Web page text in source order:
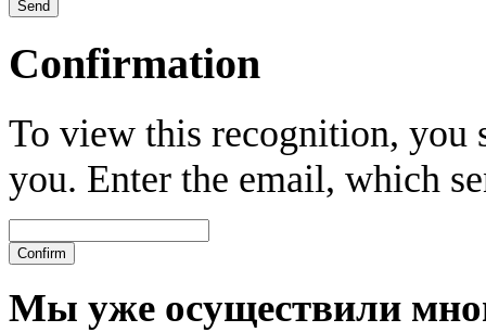
Confirmation
To view this recognition, you
you. Enter the email, which
Мы уже осуществили